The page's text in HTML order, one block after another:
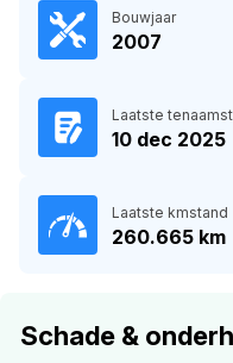
Bouwjaar
2007
Laatste
10 dec 2025
Laatste kmstand
260.665 km
Schade &